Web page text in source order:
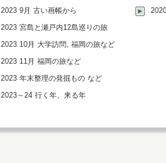
2023 9月 古い画帳から
2023 宮島と瀬戸内12島巡りの旅
2023 10月 大学訪問, 福岡の旅など
2023 11月 福岡の旅など
2023 年末整理の発掘もの など
2023～24 行く年、来る年